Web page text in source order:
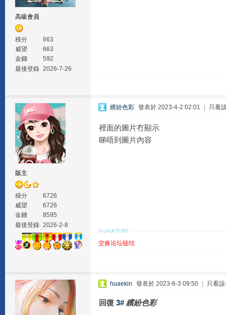
高級會員
積分
663
威望
663
金錢
592
最後登錄 2026-7-26
版主
積分
6726
威望
6726
金錢
8595
最後登錄 2026-2-8
繽紛色彩 發表於 2023-4-2 02:01 只看
裡面的圖片冇顯示
睇唔到圖片內容
交换论坛链结
huaekin 發表於 2023-6-3 09:50 只看
回復 3# 繽紛色彩